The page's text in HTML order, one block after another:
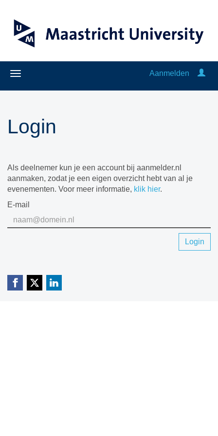
Aanmelden
Login
Als deelnemer kun je een account bij aanmelder.nl
aanmaken, zodat je een eigen overzicht hebt van al je
evenementen. Voor meer informatie, klik hier.
E-mail
Login